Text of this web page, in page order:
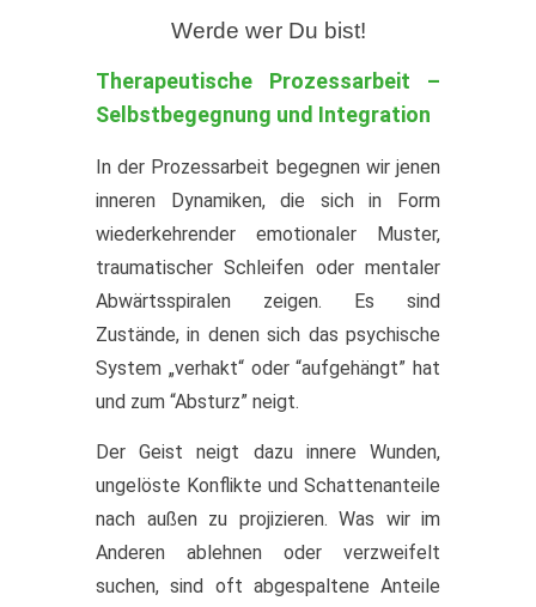
Werde wer Du bist!
Therapeutische Prozessarbeit –
Selbstbegegnung und Integration
In der Prozessarbeit begegnen wir jenen
inneren Dynamiken, die sich in Form
wiederkehrender emotionaler Muster,
traumatischer Schleifen oder mentaler
Abwärtsspiralen zeigen. Es sind
Zustände, in denen sich das psychische
System „verhakt“ oder “aufgehängt” hat
und zum “Absturz” neigt.
Der Geist neigt dazu innere Wunden,
ungelöste Konflikte und Schattenanteile
nach außen zu projizieren. Was wir im
Anderen ablehnen oder verzweifelt
suchen, sind oft abgespaltene Anteile